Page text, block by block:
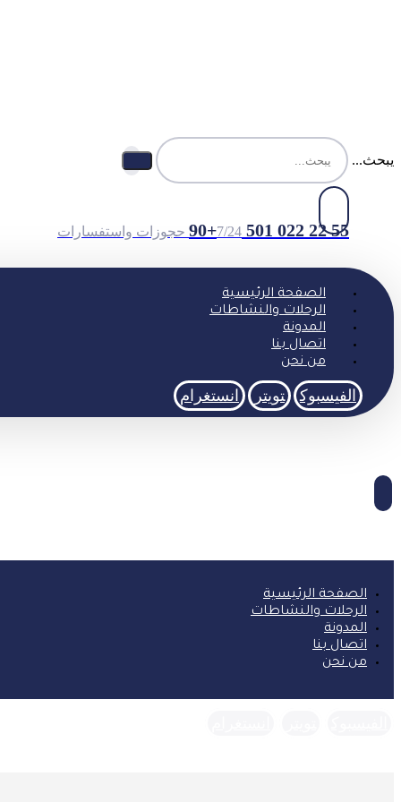
يبحث...
55 22 022 501 90+ 7/24 حجوزات واستفسارات
الصفحة الرئيسية
الرحلات والنشاطات
المدونة
اتصال بنا
من نحن
الفيسبوك تويتر انستغرام
الصفحة الرئيسية
الرحلات والنشاطات
المدونة
اتصال بنا
من نحن